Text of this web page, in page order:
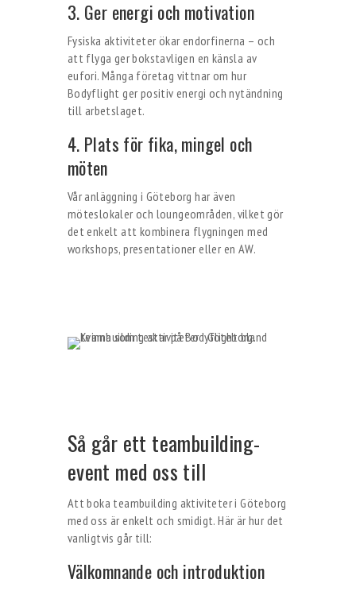
3. Ger energi och motivation
Fysiska aktiviteter ökar endorfinerna – och
att flyga ger bokstavligen en känsla av
eufori. Många företag vittnar om hur
Bodyflight ger positiv energi och nytändning
till arbetslaget.
4. Plats för fika, mingel och
möten
Vår anläggning i Göteborg har även
möteslokaler och loungeområden, vilket gör
det enkelt att kombinera flygningen med
workshops, presentationer eller en AW.
Så går ett teambuilding-
event med oss till
Att boka teambuilding aktiviteter i Göteborg
med oss är enkelt och smidigt. Här är hur det
vanligtvis går till:
Välkomnande och introduktion